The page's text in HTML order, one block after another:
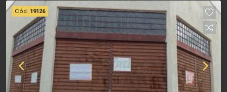
gasolina e supermercado Investimento de
Locação: R$ 8.500,00 Investimento de IPTU: R$
180,00 Investimento de Venda: R$ 950.000,00
Obs.: como imobiliária, me reservo o direito de
alterar qualquer informação referente aos
valores, dados e disponibilidade de meus
imóveis, sem aviso prévio.
Cód. 19126